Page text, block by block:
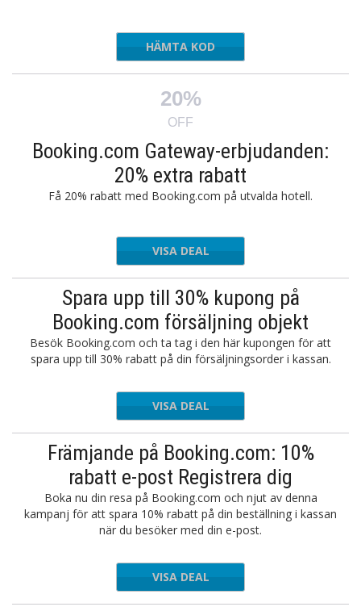
a Email
HÄMTA KOD
20%
OFF
Booking.com Gateway-erbjudanden:
20% extra rabatt
Få 20% rabatt med Booking.com på utvalda hotell.
VISA DEAL
Spara upp till 30% kupong på
Booking.com försäljning objekt
Besök Booking.com och ta tag i den här kupongen för att
spara upp till 30% rabatt på din försäljningsorder i kassan.
VISA DEAL
Främjande på Booking.com: 10%
rabatt e-post Registrera dig
Boka nu din resa på Booking.com och njut av denna
kampanj för att spara 10% rabatt på din beställning i kassan
när du besöker med din e-post.
VISA DEAL